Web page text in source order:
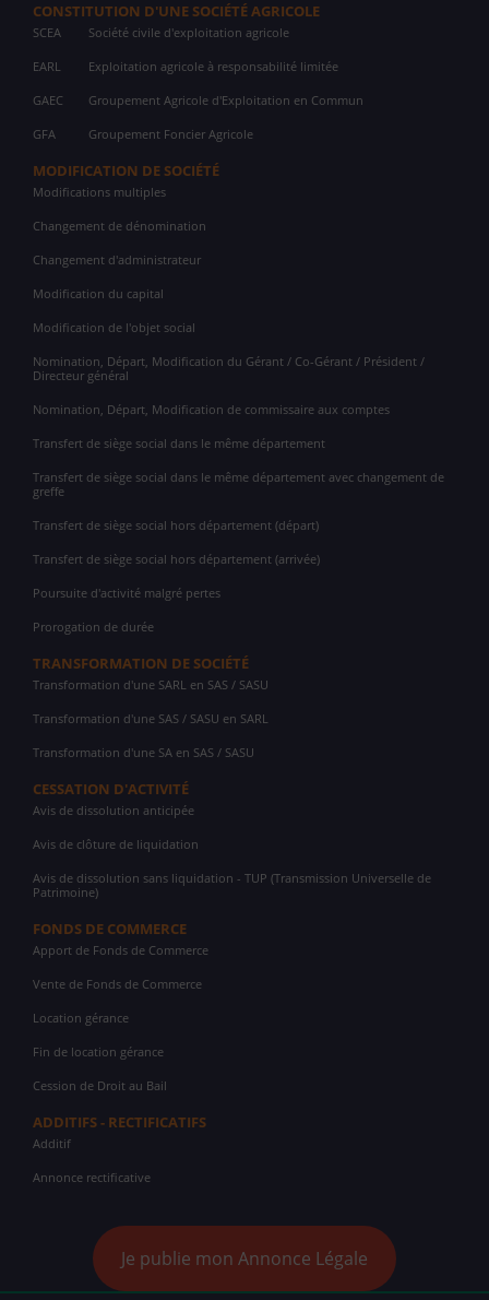
CONSTITUTION D'UNE SOCIÉTÉ AGRICOLE
SCEA Société civile d'exploitation agricole
EARL Exploitation agricole à responsabilité limitée
GAEC Groupement Agricole d'Exploitation en Commun
GFA Groupement Foncier Agricole
MODIFICATION DE SOCIÉTÉ
Modifications multiples
Changement de dénomination
Changement d'administrateur
Modification du capital
Modification de l'objet social
Nomination, Départ, Modification du Gérant / Co-Gérant / Président /
Directeur général
Nomination, Départ, Modification de commissaire aux comptes
Transfert de siège social dans le même département
Transfert de siège social dans le même département avec changement de
greffe
Transfert de siège social hors département (départ)
Transfert de siège social hors département (arrivée)
Poursuite d'activité malgré pertes
Prorogation de durée
TRANSFORMATION DE SOCIÉTÉ
Transformation d'une SARL en SAS / SASU
Transformation d'une SAS / SASU en SARL
Transformation d'une SA en SAS / SASU
CESSATION D'ACTIVITÉ
Avis de dissolution anticipée
Avis de clôture de liquidation
Avis de dissolution sans liquidation - TUP (Transmission Universelle de
Patrimoine)
FONDS DE COMMERCE
Apport de Fonds de Commerce
Vente de Fonds de Commerce
Location gérance
Fin de location gérance
Cession de Droit au Bail
ADDITIFS - RECTIFICATIFS
Additif
Annonce rectificative
Je publie mon Annonce Légale